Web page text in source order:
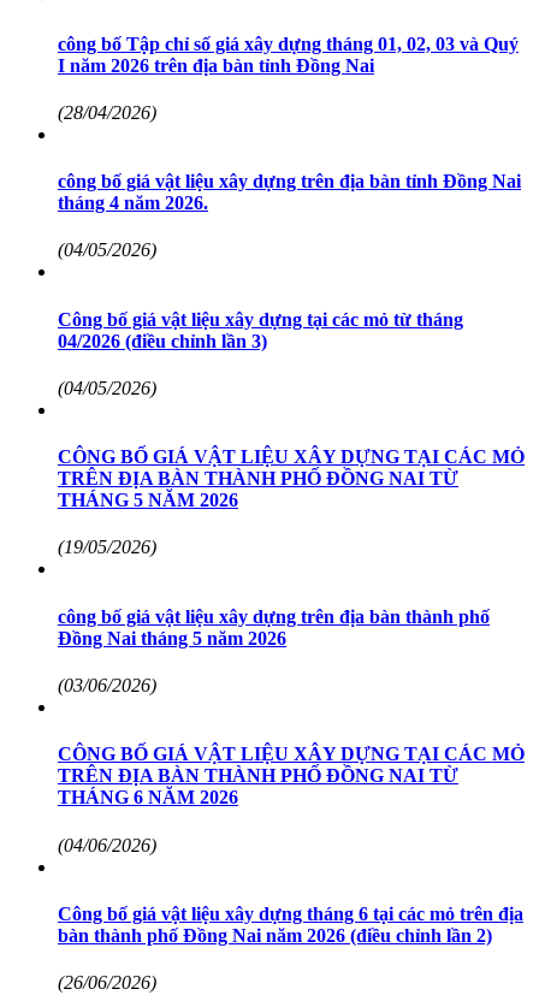
công bố Tập chỉ số giá xây dựng tháng 01, 02, 03 và Quý
I năm 2026 trên địa bàn tỉnh Đồng Nai
(28/04/2026)
công bố giá vật liệu xây dựng trên địa bàn tỉnh Đồng Nai
tháng 4 năm 2026.
(04/05/2026)
Công bố giá vật liệu xây dựng tại các mỏ từ tháng
04/2026 (điều chỉnh lần 3)
(04/05/2026)
CÔNG BỐ GIÁ VẬT LIỆU XÂY DỰNG TẠI CÁC MỎ
TRÊN ĐỊA BÀN THÀNH PHỐ ĐỒNG NAI TỪ
THÁNG 5 NĂM 2026
(19/05/2026)
công bố giá vật liệu xây dựng trên địa bàn thành phố
Đồng Nai tháng 5 năm 2026
(03/06/2026)
CÔNG BỐ GIÁ VẬT LIỆU XÂY DỰNG TẠI CÁC MỎ
TRÊN ĐỊA BÀN THÀNH PHỐ ĐỒNG NAI TỪ
THÁNG 6 NĂM 2026
(04/06/2026)
Công bố giá vật liệu xây dựng tháng 6 tại các mỏ trên địa
bàn thành phố Đồng Nai năm 2026 (điều chỉnh lần 2)
(26/06/2026)